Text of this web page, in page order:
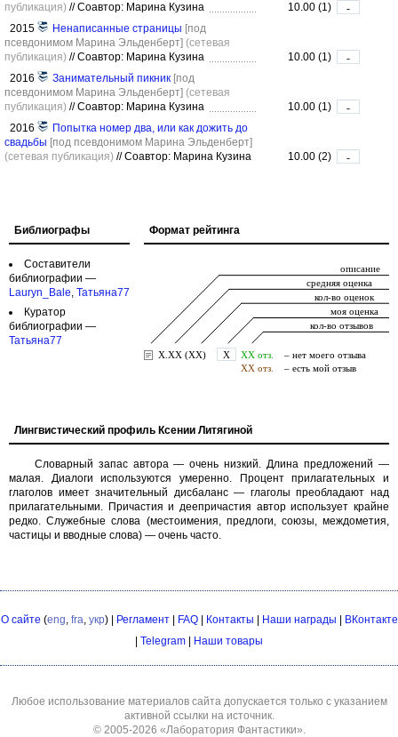
публикация) //Соавтор: Марина Кузина 10.00 (1)
-
2015
Ненаписанные страницы [под
псевдонимом Марина Эльденберт] (сетевая
публикация) //Соавтор: Марина Кузина 10.00 (1)
-
2016
Занимательный пикник [под
псевдонимом Марина Эльденберт] (сетевая
публикация) //Соавтор: Марина Кузина 10.00 (1)
-
2016
Попытка номер два, или как дожить до
свадьбы [под псевдонимом Марина Эльденберт]
(сетевая публикация) //Соавтор: Марина Кузина 10.00 (2) -
Формат рейтинга
Библиографы
Составители
библиографии —
Lauryn_Bale, Татьяна77
Куратор
библиографии —
Татьяна77
Лингвистический профиль Ксении Литягиной
Словарный запас автора — очень низкий. Длина предложений —
малая. Диалоги используются умеренно. Процент прилагательных и
глаголов имеет значительный дисбаланс — глаголы преобладают над
прилагательными. Причастия и деепричастия автор использует крайне
редко. Служебные слова (местоимения, предлоги, союзы, междометия,
частицы и вводные слова) — очень часто.
О сайте (eng, fra, укр) | Регламент| FAQ| Контакты Наши награды
ВКонтакте
Telegram Наши товары
Любое использование материалов сайта допускается только с указанием
активной ссылки на источник.
© 2005-2026 «Лаборатория Фантастики».